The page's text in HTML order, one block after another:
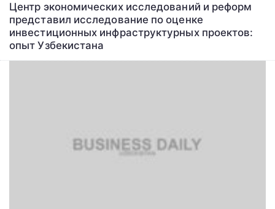
Центр экономических исследований и реформ
представил исследование по оценке
инвестиционных инфраструктурных проектов:
опыт Узбекистана